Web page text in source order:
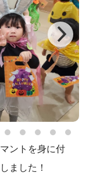
ントを身に付
ました！